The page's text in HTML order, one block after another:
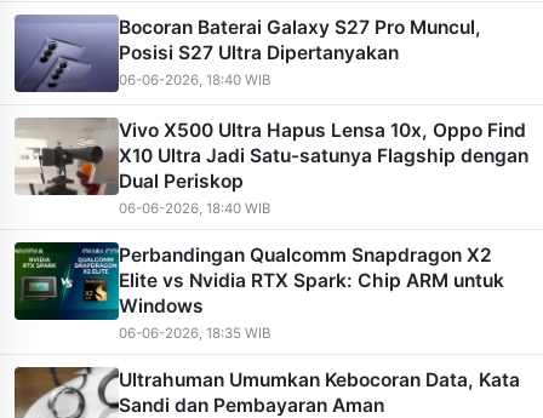
Bocoran Baterai Galaxy S27 Pro Muncul,
Posisi S27 Ultra Dipertanyakan
06-06-2026, 18:40 WIB
Vivo X500 Ultra Hapus Lensa 10x, Oppo Find
X10 Ultra Jadi Satu-satunya Flagship dengan
Dual Periskop
06-06-2026, 18:40 WIB
Perbandingan Qualcomm Snapdragon X2
Elite vs Nvidia RTX Spark: Chip ARM untuk
Windows
06-06-2026, 18:35 WIB
Ultrahuman Umumkan Kebocoran Data, Kata
Sandi dan Pembayaran Aman